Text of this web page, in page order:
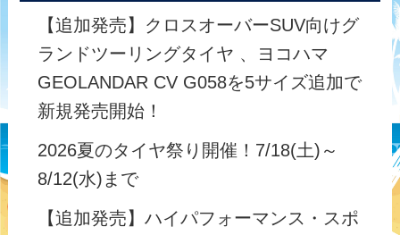
【追加発売】クロスオーバーSUV向けグ
ランドツーリングタイヤ 、ヨコハマ
GEOLANDAR CV G058を5サイズ追加で
新規発売開始！
2026夏のタイヤ祭り開催！7/18(土)～
8/12(水)まで
【追加発売】ハイパフォーマンス・スポ